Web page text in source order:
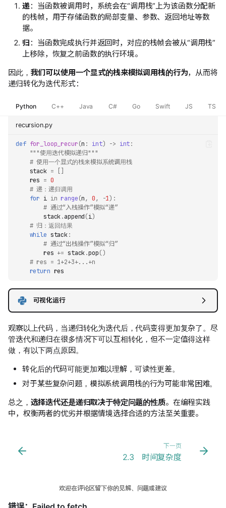
2.2.1 迭代
递：当函数被调用时，系统会在“调用栈”上为该函数分配新
的栈帧，用于存储函数的局部变量、参数、返回地址等数
据。
归 ：当函数完成执行并返回时，对应的栈帧会被从“调用栈”
上移除，恢复之前函数的执行环境。
因此， 我们可以使用一个显式的栈来模拟调用栈的行为，从而将
递归转化为迭代形式：
Python C++ Java C# Go Swift JS TS
recursion.py
def for_loop_recur(n : int) -> int:
"""使用迭代模拟递归"""
# 使用一个显式的栈来模拟系统调用栈
stack =
[]
res = 0
# 递：递归调用
for i in range(n, 0, -1):
# 通过“入栈操作”模拟“递”
stack.append(i)
# 归：返回结果
while stack:
# 通过“出栈操作”模拟“归”
res += stack.pop()
# res = 1+2+3+...+n
return res
可视化运行
观察以上代码，当递归转化为迭代后，代码变得更加复杂了。尽
管迭代和递归在很多情况下可以互相转化，但不一定值得这样
做，有以下两点原因。
转化后的代码可能更加难以理解，可读性更差。
对于某些复杂问题，模拟系统调用栈的行为可能非常困难。
总之， 选择迭代还是递归取决于特定问题的性质。在编程实践
中，权衡两者的优劣并根据情境选择合适的方法至关重要。
下一页
2.3 时间复杂度
欢迎在评论区留下你的见解、问题或建议